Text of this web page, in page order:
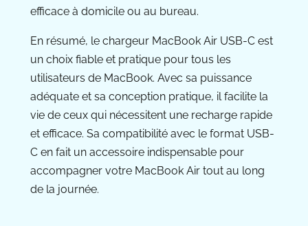
efficace à domicile ou au bureau.
En résumé, le chargeur MacBook Air USB-C est
un choix fiable et pratique pour tous les
utilisateurs de MacBook. Avec sa puissance
adéquate et sa conception pratique, il facilite la
vie de ceux qui nécessitent une recharge rapide
et efficace. Sa compatibilité avec le format USB-
C en fait un accessoire indispensable pour
accompagner votre MacBook Air tout au long
de la journée.